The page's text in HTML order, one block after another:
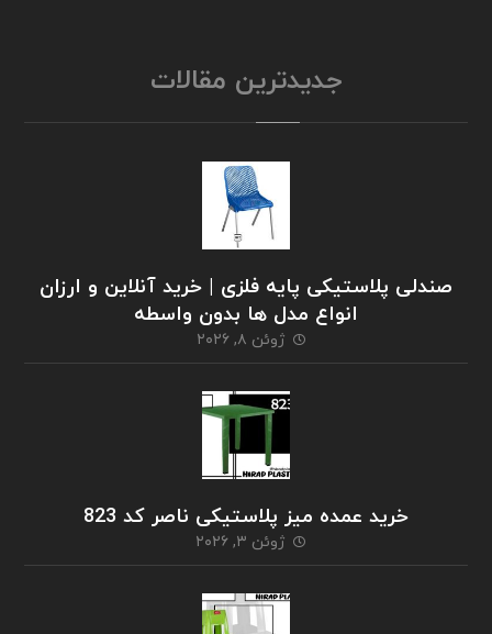
جدیدترین مقالات
صندلی پلاستیکی پایه فلزی | خرید آنلاین و ارزان
انواع مدل ها بدون واسطه
ژوئن ۸, ۲۰۲۶
خرید عمده میز پلاستیکی ناصر کد 823
ژوئن ۳, ۲۰۲۶